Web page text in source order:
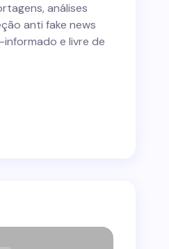
análises
anti fake news
e livre de